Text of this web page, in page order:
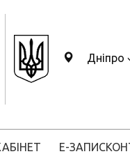
Дніпро
Е-ЗАПИС